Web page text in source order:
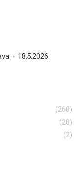
– 18.5.2026.
(268)
(28)
(2)